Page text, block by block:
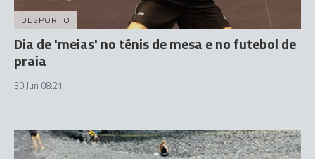
DESPORTO
Dia de 'meias' no ténis de mesa e no futebol de
praia
30 Jun 08:21